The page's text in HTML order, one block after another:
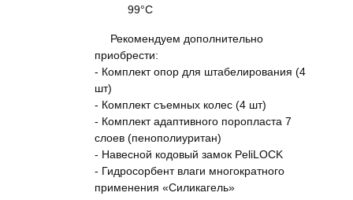
99°C
Рекомендуем дополнительно
приобрести:
- Комплект опор для штабелирования (4
шт)
- Комплект съемных колес (4 шт)
- Комплект адаптивного поропласта 7
слоев (пенополиуритан)
- Навесной кодовый замок PeliLOCK
- Гидросорбент влаги многократного
применения «Силикагель»